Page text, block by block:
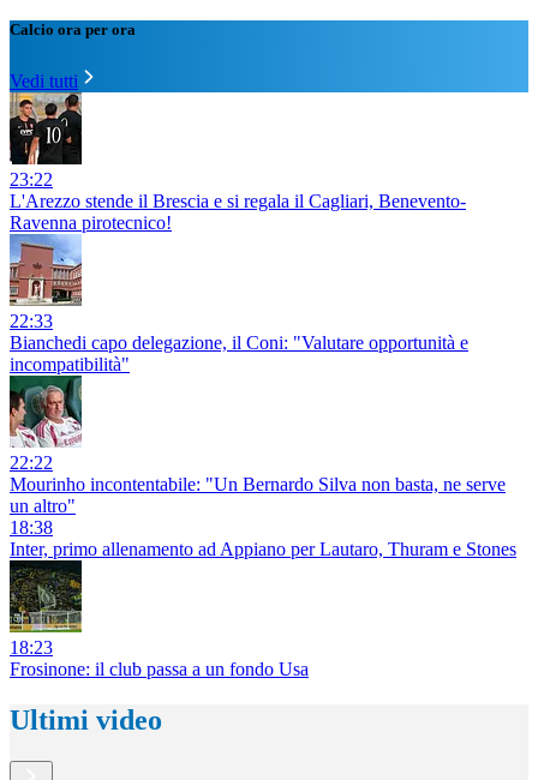
Calcio ora per ora
Vedi tutti
23:22
L'Arezzo stende il Brescia e si regala il Cagliari, Benevento-
Ravenna pirotecnico!
22:33
Bianchedi capo delegazione, il Coni: "Valutare opportunità e
incompatibilità"
22:22
Mourinho incontentabile: "Un Bernardo Silva non basta, ne serve
un altro"
18:38
Inter, primo allenamento ad Appiano per Lautaro, Thuram e Stones
18:23
Frosinone: il club passa a un fondo Usa
Ultimi video